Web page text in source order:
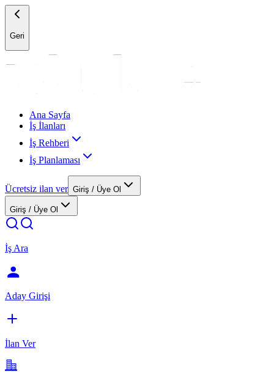
Geri
Ana Sayfa
İş İlanları
İş Rehberi
İş Planlaması
Ücretsiz ilan ver Giriş / Üye Ol
Giriş / Üye Ol
İş Ara
Aday Girişi
İlan Ver